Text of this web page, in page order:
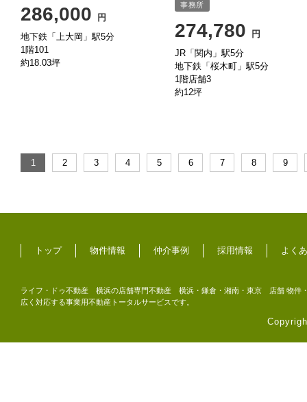
286,000
円
地下鉄「上大岡」駅5分
1階101
約18.03坪
事務所
274,780
円
JR「関内」駅5分
地下鉄「桜木町」駅5分
1階店舗3
約12坪
トップ 物件情報 仲介事例 採用情報 よく
ライフ・ドゥ不動産 横浜の店舗専門不動産 横浜・鎌倉・湘南・東京 店舗 物件・
広く対応する事業用不動産トータルサービスです。